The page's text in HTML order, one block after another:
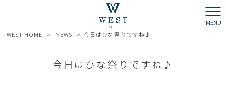
MENU
WEST HOME > NEWS > 今日はひな祭りですね♪
今日はひな祭りですね♪